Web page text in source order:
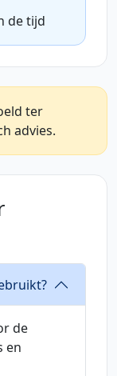
de tijd
ter
advies.
de
en